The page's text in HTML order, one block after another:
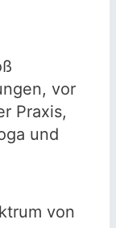
vor
Praxis,
und
von